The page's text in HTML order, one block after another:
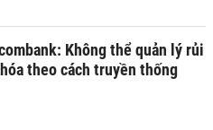
Không thể quản lý rủi
theo cách truyền thống